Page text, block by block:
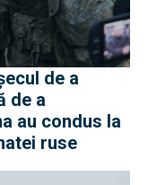
de a
de a
au condus la
ruse